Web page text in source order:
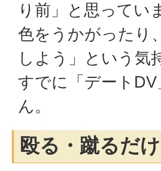
り前」と思ってい
色をうかがったり
しよう」という気
すでに「デート
ん。
殴る・蹴るだ